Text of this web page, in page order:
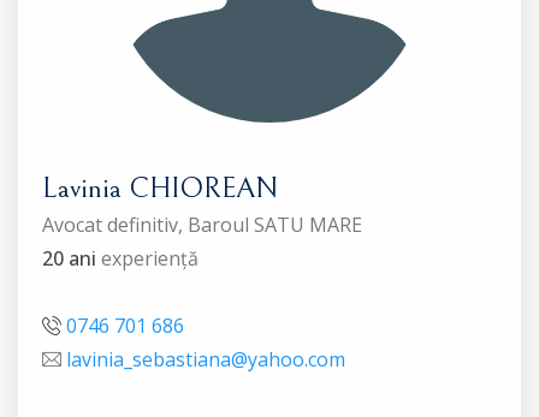
Lavinia CHIOREAN
Avocat definitiv, Baroul SATU MARE
20 ani experiență
0746 701 686
lavinia_sebastiana@yahoo.com